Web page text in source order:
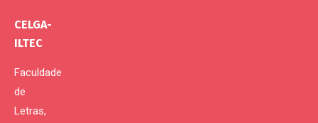
CELGA-
ILTEC
Faculdade
de
Letras,